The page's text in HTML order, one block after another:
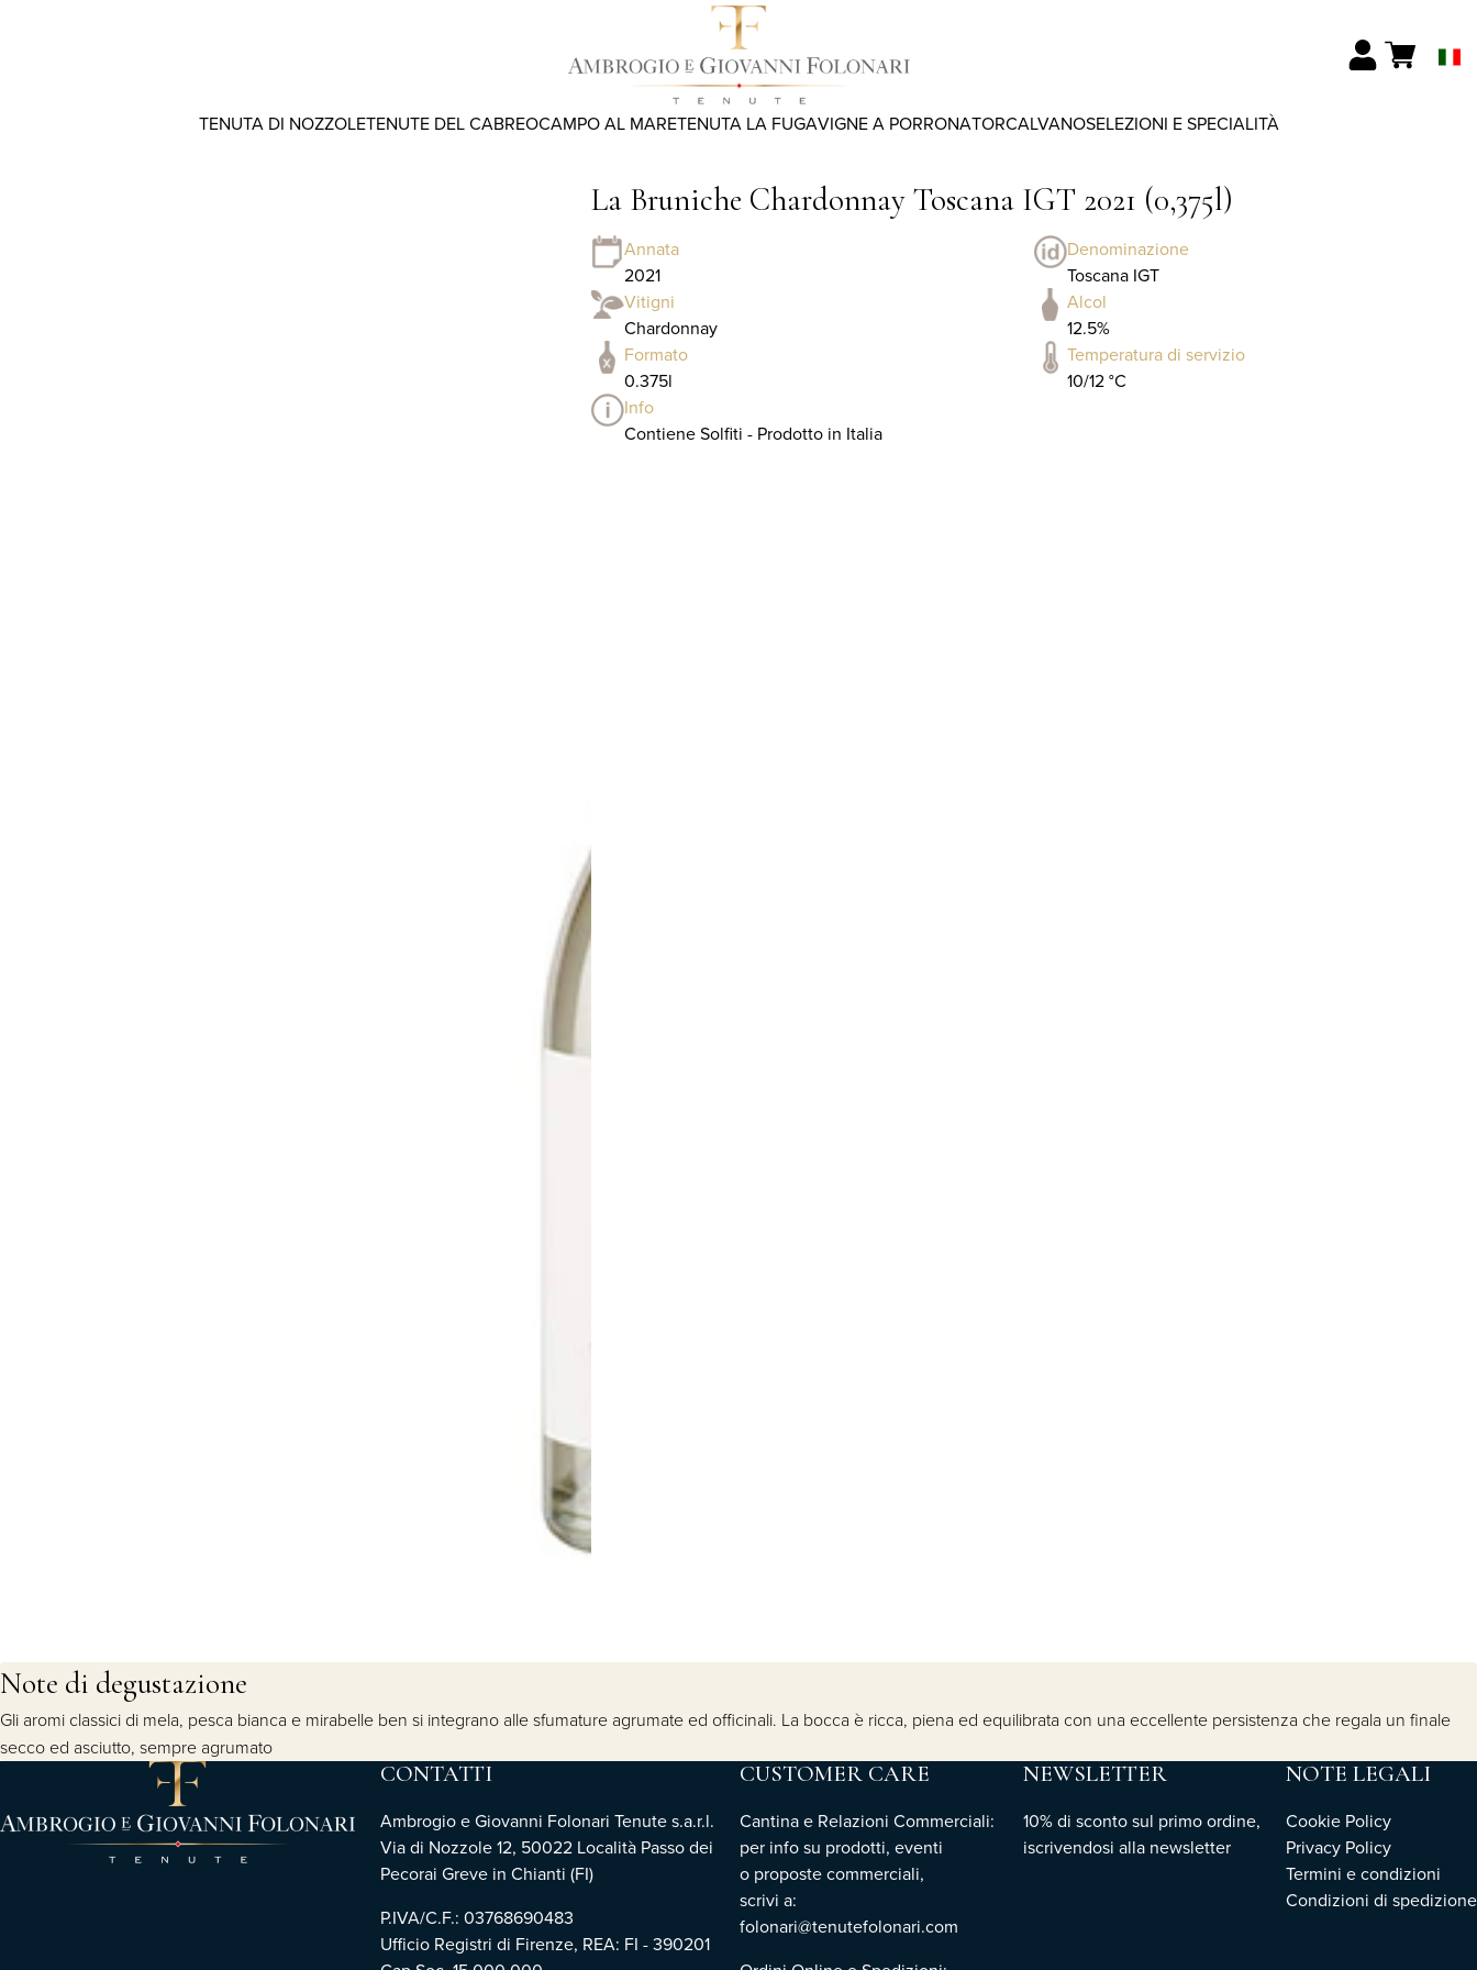
TENUTA DI NOZZOLETENUTE DEL CABREOCAMPO AL MARETENUTA LA FUGAVIGNE A PORRONATORCALVANOSELEZIONI E SPECIALITÀ
La Bruniche Chardonnay Toscana IGT 2021 (0,375l)
Annata
2021
Denominazione
Toscana IGT
Vitigni
Chardonnay
Alcol
12.5%
Formato
0.375l
Temperatura di servizio
10/12 °C
Info
Contiene Solfiti - Prodotto in Italia
Note di degustazione
Gli aromi classici di mela, pesca bianca e mirabelle ben si integrano alle sfumature agrumate ed officinali. La bocca è ricca, piena ed equilibrata con una eccellente persistenza che regala un finale
secco ed asciutto, sempre agrumato
CONTATTI
Ambrogio e Giovanni Folonari Tenute s.a.r.l.
Via di Nozzole 12, 50022 Località Passo dei
Pecorai Greve in Chianti (FI)
P.IVA/C.F.: 03768690483
Ufficio Registri di Firenze, REA: FI - 390201
CUSTOMER CARE
Cantina e Relazioni Commerciali:
per info su prodotti, eventi
o proposte commerciali,
scrivi a:
folonari@tenutefolonari.com
NEWSLETTER
10% di sconto sul primo ordine,
iscrivendosi alla newsletter
NOTE LEGALI
Cookie Policy
Privacy Policy
Termini e condizioni
Condizioni di spedizione